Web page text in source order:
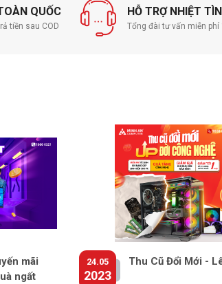
lớn giúp duy trì nhiệt độ ổn
thẩm mỹ, làm cho VGA trở
QUỐC
tiền sau COD
HỖ TRỢ NHIỆT
Tổng đài tư vấn miễn phí
mãi
ngất
24.05
2023
Thu Cũ Đổi Mới -